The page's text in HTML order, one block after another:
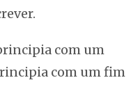
com um
com um fim